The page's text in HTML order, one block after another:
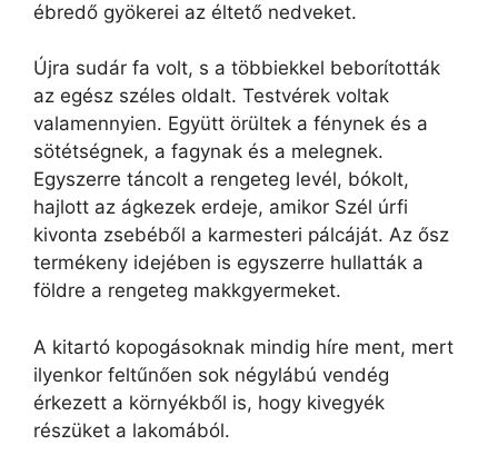
ébredő gyökerei az éltető nedveket.
Újra sudár fa volt, s a többiekkel beborították
az egész széles oldalt. Testvérek voltak
valamennyien. Együtt örültek a fénynek és a
sötétségnek, a fagynak és a melegnek.
Egyszerre táncolt a rengeteg levél, bókolt,
hajlott az ágkezek erdeje, amikor Szél úrfi
kivonta zsebéből a karmesteri pálcáját. Az ősz
termékeny idejében is egyszerre hullatták a
földre a rengeteg makkgyermeket.
A kitartó kopogásoknak mindig híre ment, mert
ilyenkor feltűnően sok négylábú vendég
érkezett a környékből is, hogy kivegyék
részüket a lakomából.